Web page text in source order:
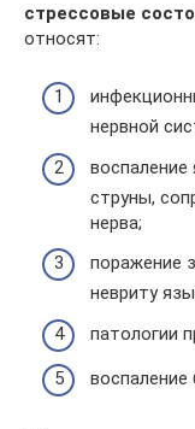
стрессовые
относят:
нервной
воспаление
струны,
нерва;
поражение
невриту
патологии